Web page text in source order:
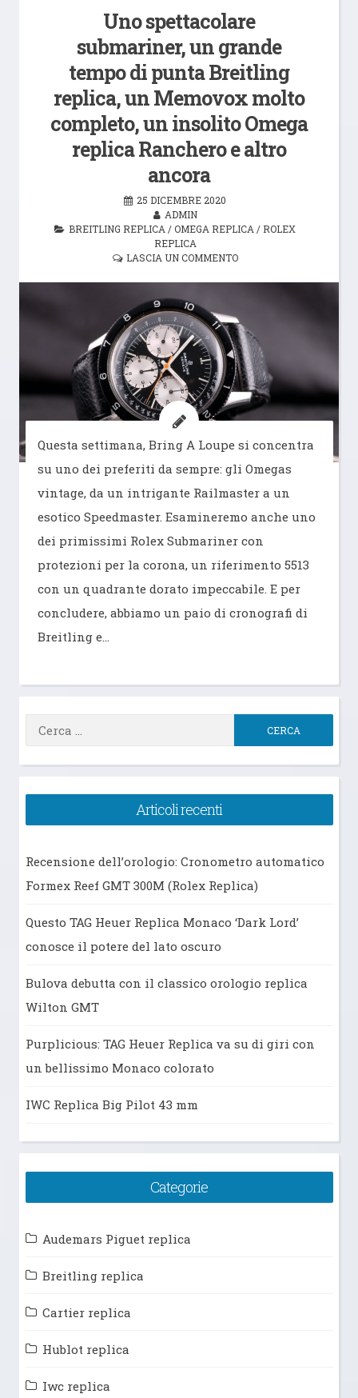
Uno spettacolare
submariner, un grande
tempo di punta Breitling
replica, un Memovox molto
completo, un insolito Omega
replica Ranchero e altro
ancora
25 DICEMBRE 2020
ADMIN
BREITLING REPLICA /OMEGA REPLICA / ROLEX
REPLICA
LASCIA UN COMMENTO
Questa settimana, Bring A Loupe si concentra
su uno dei preferiti da sempre: gli Omegas
vintage, da un intrigante Railmaster a un
esotico Speedmaster. Esamineremo anche uno
dei primissimi Rolex Submariner con
protezioni per la corona, un riferimento 5513
con un quadrante dorato impeccabile. E per
concludere, abbiamo un paio di cronografi di
Breitling e…
Ricerca
per:
Articoli recenti
Recensione dell’orologio: Cronometro automatico
Formex Reef GMT 300M (Rolex Replica)
Questo TAG Heuer Replica Monaco ‘Dark Lord’
conosce il potere del lato oscuro
Bulova debutta con il classico orologio replica
Wilton GMT
Purplicious: TAG Heuer Replica va su di giri con
un bellissimo Monaco colorato
IWC Replica Big Pilot 43 mm
Categorie
Audemars Piguet replica
Breitling replica
Cartier replica
Hublot replica
Iwc replica